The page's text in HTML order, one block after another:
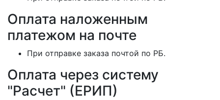
Оплата наложенным
платежом на почте
При отправке заказа почтой по РБ.
Оплата через систему
"Расчет" (ЕРИП)